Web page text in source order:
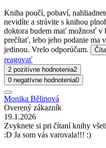
Kniha poučí, pobaví,
nevidíte a strávite s knihou
doktora budem mať možnosť v
prečítať, lebo jeho podanie ma
jedinou. Vrelo odporúčam.
reagovať
2 pozitívne hodnotenia2
0 negatívne hodnotenia0
Monika Bělinová
Overený zákazník
19.1.2026
Zvyknete si pri čítaní knihy
:D Ja som vás varovala!!! :)